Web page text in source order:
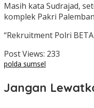
Masih kata Sudrajad,
komplek Pakri
“Rekruitment Polri
Post Views: 233
polda sumsel
Jangan